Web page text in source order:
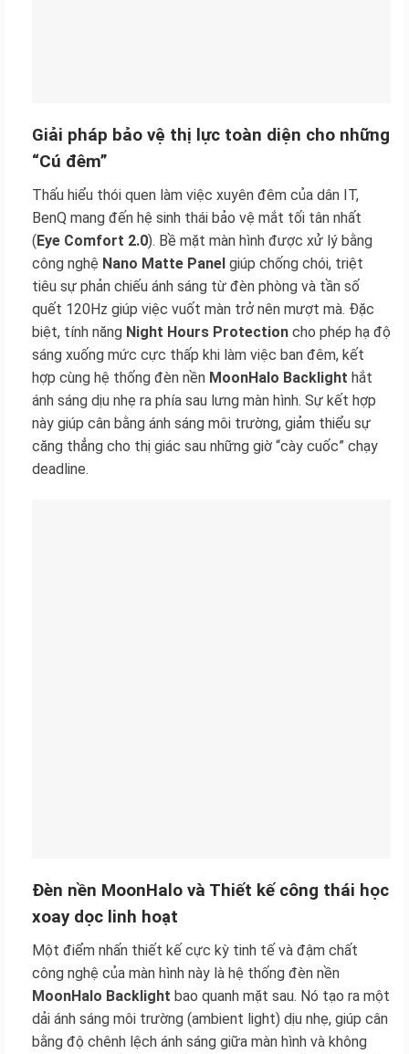
Giải pháp bảo vệ thị lực toàn diện cho những
“Cú đêm”
Thấu hiểu thói quen làm việc xuyên đêm của dân IT,
BenQ mang đến hệ sinh thái bảo vệ mắt tối tân nhất
(Eye Comfort 2.0). Bề mặt màn hình được xử lý bằng
công nghệ Nano Matte Panel giúp chống chói, triệt
tiêu sự phản chiếu ánh sáng từ đèn phòng và tần số
quết 120Hz giúp việc vuốt màn trở nên mượt mà. Đặc
biệt, tính năng Night Hours Protection cho phép hạ độ
sáng xuống mức cực thấp khi làm việc ban đêm, kết
hợp cùng hệ thống đèn nền MoonHalo Backlight hắt
ánh sáng dịu nhẹ ra phía sau lưng màn hình. Sự kết hợp
này giúp cân bằng ánh sáng môi trường, giảm thiểu sự
căng thẳng cho thị giác sau những giờ “cày cuốc” chạy
deadline.
Đèn nền MoonHalo và Thiết kế công thái học
xoay dọc linh hoạt
Một điểm nhấn thiết kế cực kỳ tinh tế và đậm chất
công nghệ của màn hình này là hệ thống đèn nền
MoonHalo Backlight bao quanh mặt sau. Nó tạo ra một
dải ánh sáng môi trường (ambient light) dịu nhẹ, giúp cân
bằng độ chênh lệch ánh sáng giữa màn hình và không